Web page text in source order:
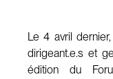
Le 4 avril
dirigeant.e.s et
édition du